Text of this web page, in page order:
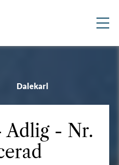
Dalekarl
Adlig - Nr.